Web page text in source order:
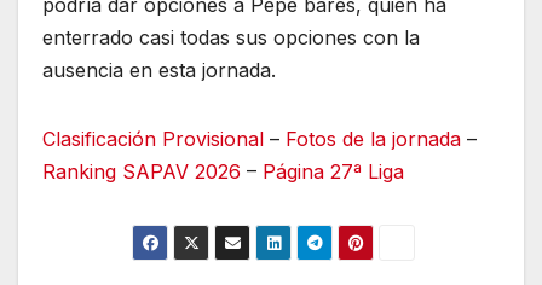
enterrado casi todas sus opciones con la
ausencia en esta jornada.
Clasificación Provisional – Fotos de la jornada –
Ranking SAPAV 2026 – Página 27ª Liga